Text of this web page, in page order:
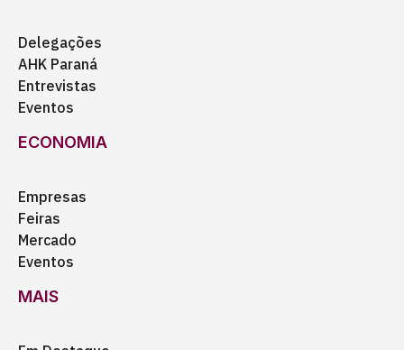
Delegações
AHK Paraná
Entrevistas
Eventos
ECONOMIA
Empresas
Feiras
Mercado
Eventos
MAIS